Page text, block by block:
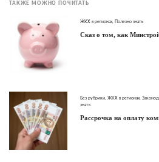
ТАКЖЕ МОЖНО ПОЧИТАТЬ
ЖКХ в регионах Полезно знать
Сказ о том, как
Без рубрики ЖКХ в регионах
знать
Рассрочка на оплату